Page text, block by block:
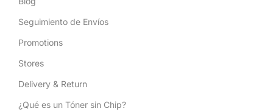
Seguimiento de Envíos
Promotions
Stores
Delivery & Return
¿Qué es un Tóner sin Chip?